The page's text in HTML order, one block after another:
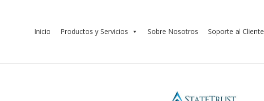
Inicio Productos y Servicios Sobre Nosotros Soporte al Cliente